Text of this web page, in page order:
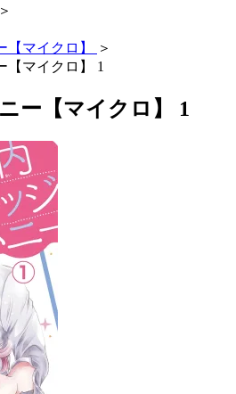
＞
マイクロ】
＞
【マイクロ】 1
ー【マイクロ】 1